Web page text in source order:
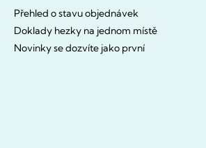
Přehled o stavu objednávek
Doklady hezky na jednom místě
Novinky se dozvíte jako první